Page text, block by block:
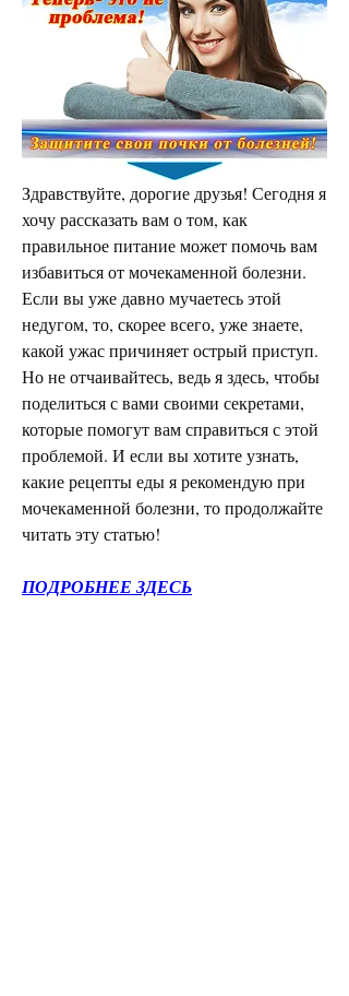
Здравствуйте, дорогие друзья! Сегодня я
хочу рассказать вам о том, как
правильное питание может помочь вам
избавиться от мочекаменной болезни.
Если вы уже давно мучаетесь этой
недугом, то, скорее всего, уже знаете,
какой ужас причиняет острый приступ.
Но не отчаивайтесь, ведь я здесь, чтобы
поделиться с вами своими секретами,
которые помогут вам справиться с этой
проблемой. И если вы хотите узнать,
какие рецепты еды я рекомендую при
мочекаменной болезни, то продолжайте
читать эту статью!
ПОДРОБНЕЕ ЗДЕСЬ